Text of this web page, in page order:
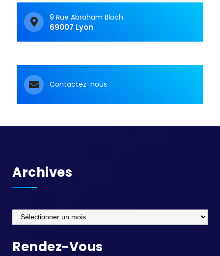
9 Rue Abraham Bloch
69007 Lyon
Contactez-nous
Archives
Archives
Rendez-Vous